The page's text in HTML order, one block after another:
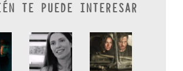
TE PUEDE INTERESAR